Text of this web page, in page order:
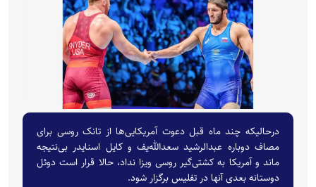
درحالیکه چند ماه قبل دعوت آمریکایی‌ها از تانک روسی برای
مصاف دوباره عبدالرشید سعدالله‌یف و کایل اسنایدر بی‌نتیجه
ماند و آمریکا به کشتی‌گیر روسی ویزا نداد، حالا قرار است دوئل
دوستانه بعدی آنها در تفلیس برگزار شود.